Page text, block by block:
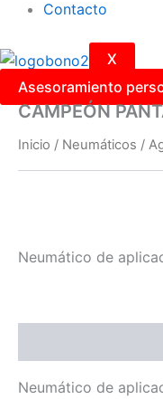
Contacto
X
Asesoramiento
CAMPEÓN
Inicio / Neumáticos /
Neumático de
Neumático de